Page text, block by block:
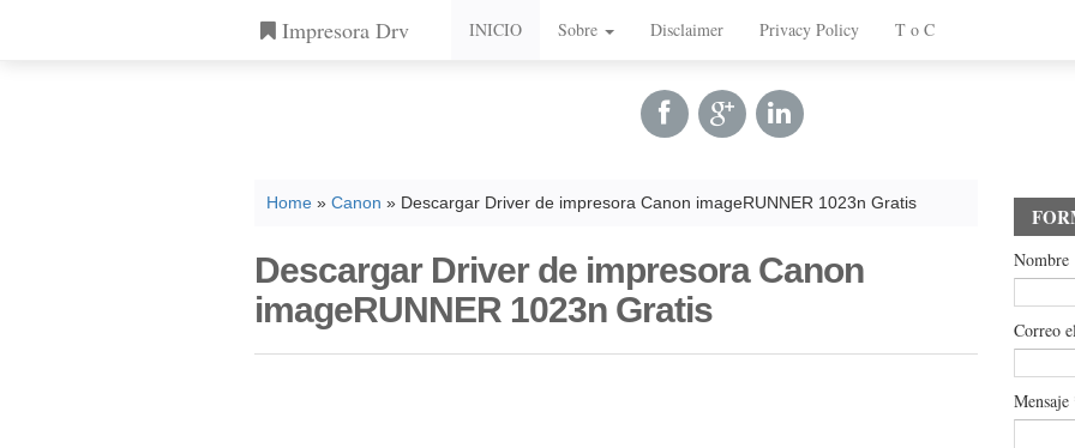
Impresora Drv INICIO Sobre Disclaimer Privacy Policy T o C
Home » Canon » Descargar Driver de impresora Canon imageRUNNER 1023n Gratis
Descargar Driver de impresora Canon
imageRUNNER 1023n Gratis
Nombre
Correo
Mensaje